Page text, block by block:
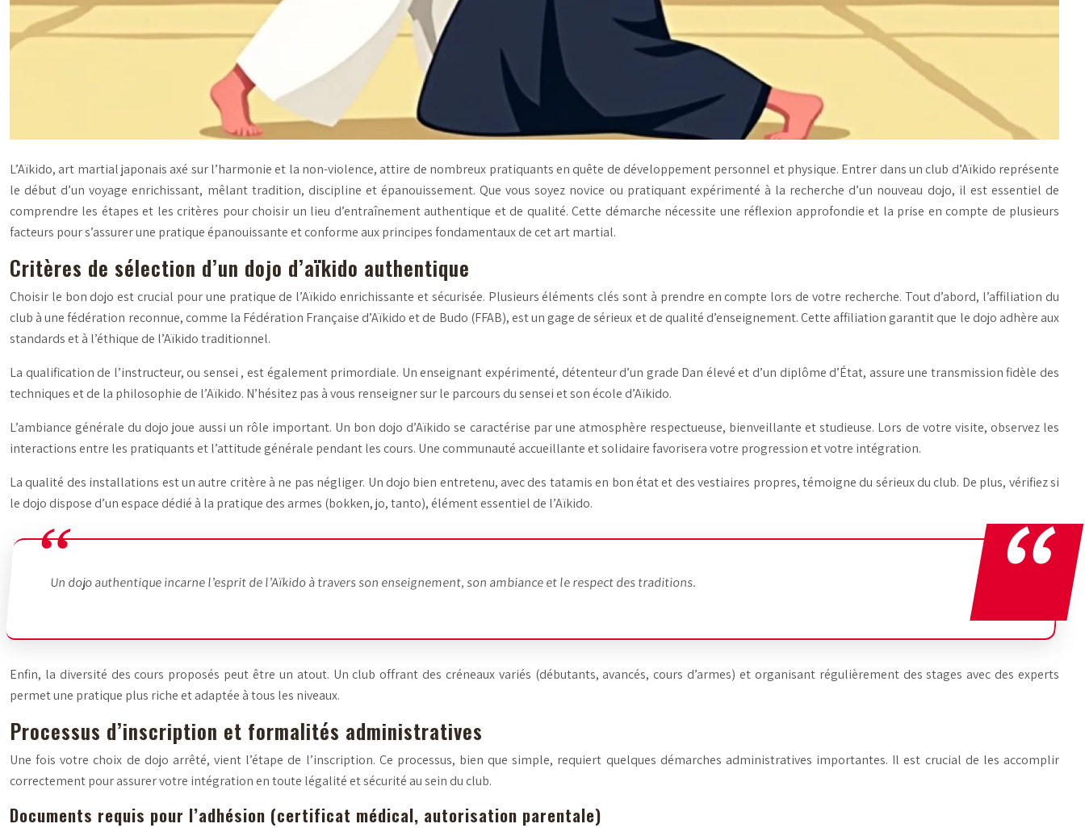
L’Aïkido, art martial japonais axé sur l’harmonie et la non-violence, attire de nombreux pratiquants en quête de développement personnel et physique. Entrer dans un club d’Aïkido représente
le début d’un voyage enrichissant, mêlant tradition, discipline et épanouissement. Que vous soyez novice ou pratiquant expérimenté à la recherche d’un nouveau dojo, il est essentiel de
comprendre les étapes et les critères pour choisir un lieu d’entraînement authentique et de qualité. Cette démarche nécessite une réflexion approfondie et la prise en compte de plusieurs
facteurs pour s’assurer une pratique épanouissante et conforme aux principes fondamentaux de cet art martial.
Critères de sélection d’un dojo d’aïkido authentique
Choisir le bon dojo est crucial pour une pratique de l’Aïkido enrichissante et sécurisée. Plusieurs éléments clés sont à prendre en compte lors de votre recherche. Tout d’abord, l’affiliation du
club à une fédération reconnue, comme la Fédération Française d’Aïkido et de Budo (FFAB), est un gage de sérieux et de qualité d’enseignement. Cette affiliation garantit que le dojo adhère aux
standards et à l’éthique de l’Aïkido traditionnel.
La qualification de l’instructeur, ou sensei , est également primordiale. Un enseignant expérimenté, détenteur d’un grade Dan élevé et d’un diplôme d’État, assure une transmission fidèle des
techniques et de la philosophie de l’Aïkido. N’hésitez pas à vous renseigner sur le parcours du sensei et son école d’Aïkido.
L’ambiance générale du dojo joue aussi un rôle important. Un bon dojo d’Aïkido se caractérise par une atmosphère respectueuse, bienveillante et studieuse. Lors de votre visite, observez les
interactions entre les pratiquants et l’attitude générale pendant les cours. Une communauté accueillante et solidaire favorisera votre progression et votre intégration.
La qualité des installations est un autre critère à ne pas négliger. Un dojo bien entretenu, avec des tatamis en bon état et des vestiaires propres, témoigne du sérieux du club. De plus, vérifiez si
le dojo dispose d’un espace dédié à la pratique des armes (bokken, jo, tanto), élément essentiel de l’Aïkido.
Un dojo authentique incarne l’esprit de l’Aïkido à travers son enseignement, son ambiance et le respect des traditions.
Enfin, la diversité des cours proposés peut être un atout. Un club offrant des créneaux variés (débutants, avancés, cours d’armes) et organisant régulièrement des stages avec des experts
permet une pratique plus riche et adaptée à tous les niveaux.
Processus d’inscription et formalités administratives
Une fois votre choix de dojo arrêté, vient l’étape de l’inscription. Ce processus, bien que simple, requiert quelques démarches administratives importantes. Il est crucial de les accomplir
correctement pour assurer votre intégration en toute légalité et sécurité au sein du club.
Documents requis pour l’adhésion (certificat médical, autorisation parentale)